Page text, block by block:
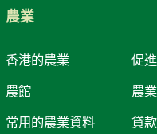
農業
香港的農業
農館
常用的農業資料
促
農
貸